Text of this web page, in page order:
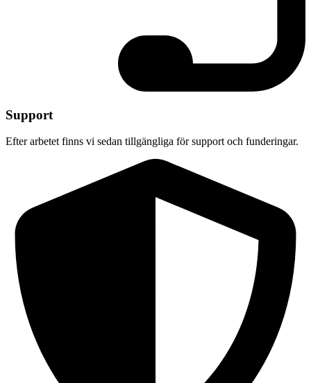
Support
Efter arbetet finns vi sedan tillgängliga för support och funderingar.